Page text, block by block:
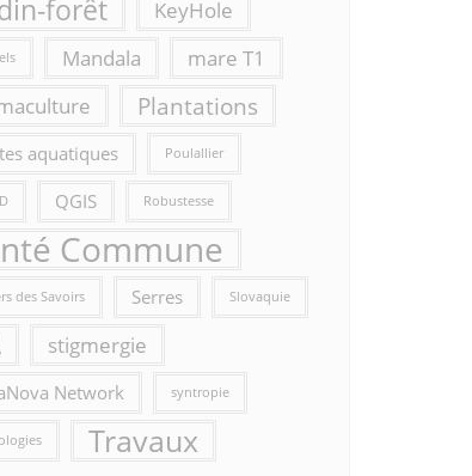
forêt KeyHole
Mandala
mare T1
Plantations
aquatiques Poulallier
QGIS Robustesse
Commune
des Savoirs Serres Slovaquie
stigmergie
Network syntropie
Travaux